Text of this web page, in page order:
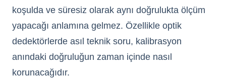
koşulda ve süresiz olarak aynı doğrulukta ölçüm
yapacağı anlamına gelmez. Özellikle optik
dedektörlerde asıl teknik soru, kalibrasyon
anındaki doğruluğun zaman içinde nasıl
korunacağıdır.